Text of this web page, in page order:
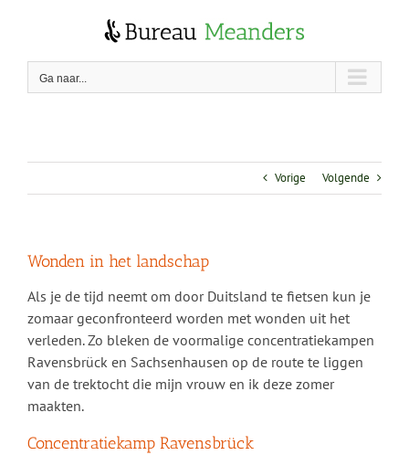
Ga naar...
Vorige Volgende
Wonden in het landschap
Als je de tijd neemt om door Duitsland te fietsen kun je
zomaar geconfronteerd worden met wonden uit het
verleden. Zo bleken de voormalige concentratiekampen
Ravensbrück en Sachsenhausen op de route te liggen
van de trektocht die mijn vrouw en ik deze zomer
maakten.
Concentratiekamp Ravensbrück